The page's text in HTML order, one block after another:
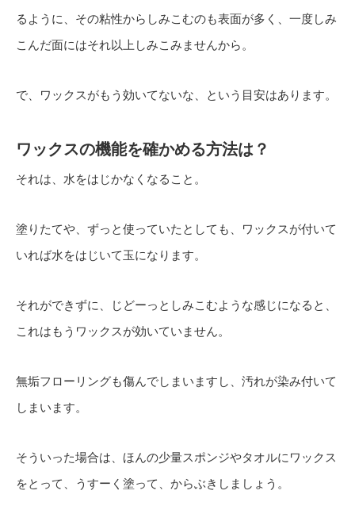
るように、その粘性からしみこむのも表面が多く、一度しみ
こんだ面にはそれ以上しみこみませんから。
で、ワックスがもう効いてないな、という目安はあります。
ワックスの機能を確かめる方法は？
それは、水をはじかなくなること。
塗りたてや、ずっと使っていたとしても、ワックスが付いて
いれば水をはじいて玉になります。
それができずに、じどーっとしみこむような感じになると、
これはもうワックスが効いていません。
無垢フローリングも傷んでしまいますし、汚れが染み付いて
しまいます。
そういった場合は、ほんの少量スポンジやタオルにワックス
をとって、うすーく塗って、からぶきしましょう。